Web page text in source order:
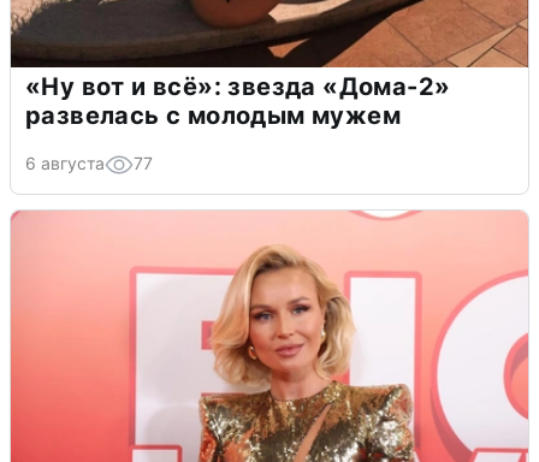
«Ну вот и всё»: звезда «Дома-2»
развелась с молодым мужем
6 августа 77